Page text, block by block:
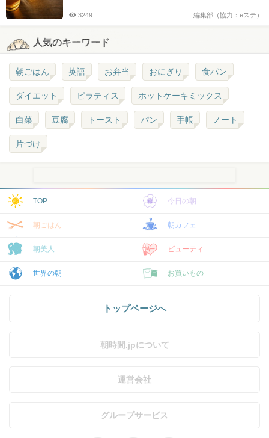
編集部（協力：eステ）
3249
人気のキーワード
朝ごはん 英語 お弁当 おにぎり 食パン
ダイエット ピラティス ホットケーキミックス
白菜 豆腐 トースト パン 手帳 ノート
片づけ
TOP 今日の朝
朝ごはん 朝カフェ
朝美人 ビューティ
世界の朝 お買いもの
トップページへ
朝時間.jpについて
運営会社
グループサービス